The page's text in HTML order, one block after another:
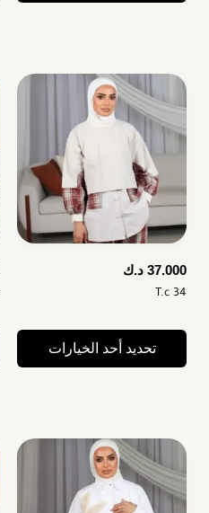
37.000 د.ك
T.c 34
تحديد أحد الخيارات